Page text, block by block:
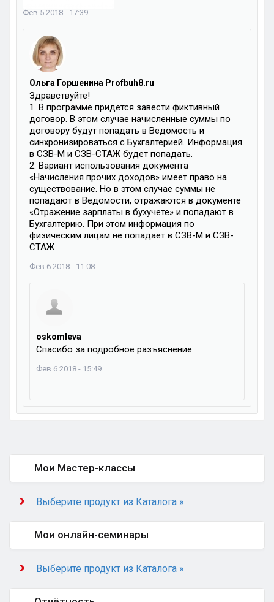
Фев 5 2018 - 17:39
Ольга Горшенина Profbuh8.ru
Здравствуйте!
1. В программе придется завести фиктивный
договор. В этом случае начисленные суммы по
договору будут попадать в Ведомость и
синхронизироваться с Бухгалтерией. Информация
в СЗВ-М и СЗВ-СТАЖ будет попадать.
2. Вариант использования документа
«Начисления прочих доходов» имеет право на
существование. Но в этом случае суммы не
попадают в Ведомости, отражаются в документе
«Отражение зарплаты в бухучете» и попадают в
Бухгалтерию. При этом информация по
физическим лицам не попадает в СЗВ-М и СЗВ-
СТАЖ
Фев 6 2018 - 11:08
oskomleva
Спасибо за подробное разъяснение.
Фев 6 2018 - 15:49
Мои Мастер-классы
Выберите продукт из Каталога »
Мои онлайн-семинары
Выберите продукт из Каталога »